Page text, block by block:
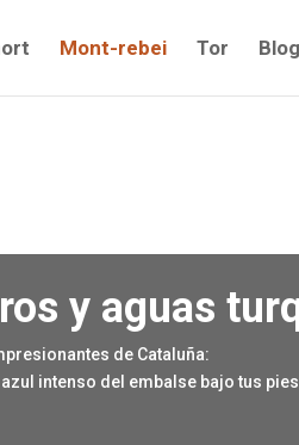
Mont-rebei Tor Blog
y aguas
de Cataluña:
intenso del embalse bajo tus